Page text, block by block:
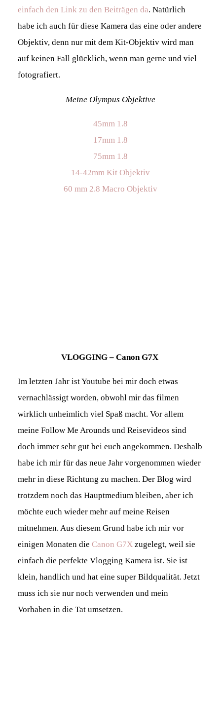
einfach den Link zu den Beiträgen da. Natürlich
habe ich auch für diese Kamera das eine oder andere
Objektiv, denn nur mit dem Kit-Objektiv wird man
auf keinen Fall glücklich, wenn man gerne und viel
fotografiert.
Meine Olympus Objektive
45mm 1.8
17mm 1.8
75mm 1.8
14-42mm Kit Objektiv
60 mm 2.8 Macro Objektiv
VLOGGING – Canon G7X
Im letzten Jahr ist Youtube bei mir doch etwas
vernachlässigt worden, obwohl mir das filmen
wirklich unheimlich viel Spaß macht. Vor allem
meine Follow Me Arounds und Reisevideos sind
doch immer sehr gut bei euch angekommen. Deshalb
habe ich mir für das neue Jahr vorgenommen wieder
mehr in diese Richtung zu machen. Der Blog wird
trotzdem noch das Hauptmedium bleiben, aber ich
möchte euch wieder mehr auf meine Reisen
mitnehmen. Aus diesem Grund habe ich mir vor
einigen Monaten die Canon G7Xzugelegt, weil sie
einfach die perfekte Vlogging Kamera ist. Sie ist
klein, handlich und hat eine super Bildqualität. Jetzt
muss ich sie nur noch verwenden und mein
Vorhaben in die Tat umsetzen.